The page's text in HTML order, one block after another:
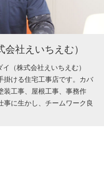
社えいちえむ）
（株式会社えいちえむ）
掛ける住宅工事店です。カバ
装工事、屋根工事、事務作
事に生かし、チームワーク良